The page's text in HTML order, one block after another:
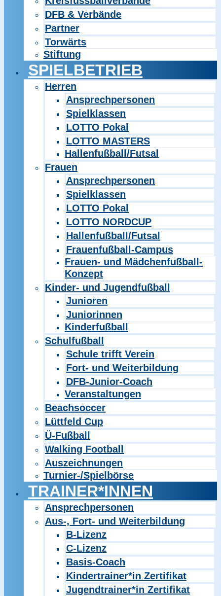
DFB & Verbände
Partner
Torwärts
Stiftung
SPIELBETRIEB
Herren
Ansprechpersonen
Spielklassen
LOTTO Pokal
LOTTO MASTERS
Hallenfußball/Futsal
Frauen
Ansprechpersonen
Spielklassen
LOTTO Pokal
LOTTO NORDCUP
Hallenfußball/Futsal
Frauenfußball-Campus
Frauen- und Mädchenfußball-
Konzept
Kinder- und Jugendfußball
Junioren
Juniorinnen
Kinderfußball
Schulfußball
Schule trifft Verein
Fort- und Weiterbildung
DFB-Junior-Coach
Veranstaltungen
Beachsoccer
Lüttfeld Cup
Ü-Fußball
Walking Football
Auszeichnungen
Turnier-/Spielbörse
TRAINER*INNEN
Ansprechpersonen
Aus-, Fort- und Weiterbildung
B-Lizenz
C-Lizenz
Basis-Coach
Kindertrainer*in Zertifikat
Jugendtrainer*in Zertifikat